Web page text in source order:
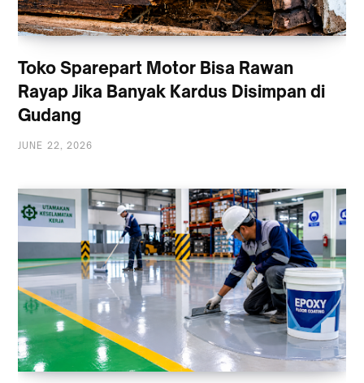
Toko Sparepart Motor Bisa Rawan
Rayap Jika Banyak Kardus Disimpan di
Gudang
JUNE 22, 2026